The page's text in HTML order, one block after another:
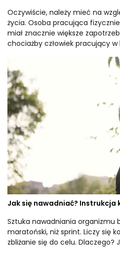
Oczywiście, należy mieć na
życia. Osoba pracująca
miał znacznie większe
chociażby człowiek pracujący w
Jak się nawadniać? Instrukcja
Sztuka nawadniania organizmu
maratoński, niż sprint. Liczy się
zbliżanie się do celu. Dlaczego?